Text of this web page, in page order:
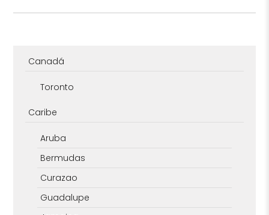
Canadá
Toronto
Caribe
Aruba
Bermudas
Curazao
Guadalupe